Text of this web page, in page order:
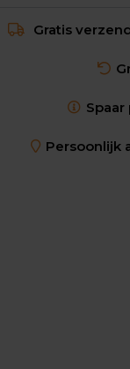
Gratis
Persoonlijk